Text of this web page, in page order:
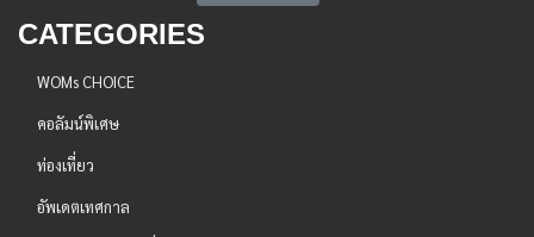
CATEGORIES
WOMs CHOICE
คอลัมน์พิเศษ
ท่องเที่ยว
อัพเดตเทศกาล